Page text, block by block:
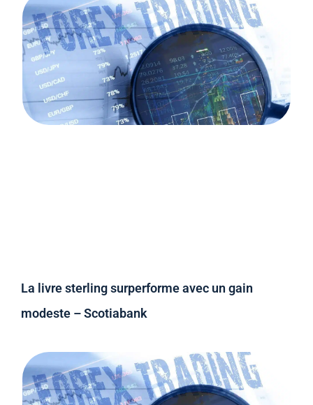
La livre sterling surperforme avec un gain
modeste – Scotiabank